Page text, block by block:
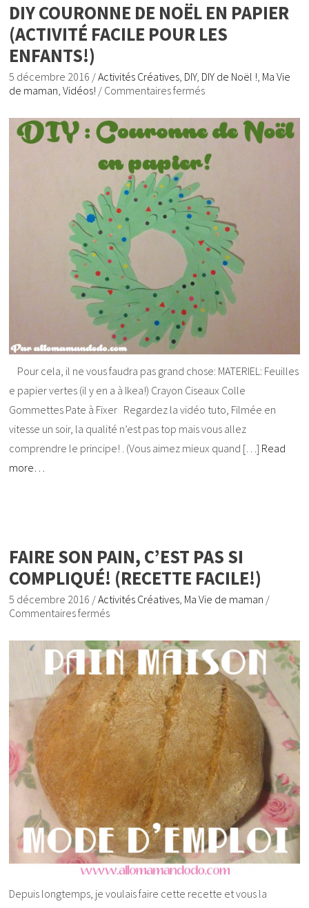
DIY COURONNE DE NOËL EN PAPIER
(ACTIVITÉ FACILE POUR LES
ENFANTS!)
5 décembre 2016 /Activités Créatives DIY, DIY de Noël ! Ma Vie
de maman ,Vidéos! / Commentaires fermés
Pour cela, il ne vous faudra pas grand chose: MATERIEL: Feuilles
e papier vertes (il y en a à Ikea!) Crayon Ciseaux Colle
Gommettes Pate à Fixer Regardez la vidéo tuto, Filmée en
vitesse un soir, la qualité n’est pas top mais vous allez
comprendre le principe! . (Vous aimez mieux quand […] Read
more…
FAIRE SON PAIN, C’EST PAS SI
COMPLIQUÉ! (RECETTE FACILE!)
5 décembre 2016 /Activités Créatives, Ma Vie de maman /
Commentaires fermés
Depuis longtemps, je voulais faire cette recette et vous la